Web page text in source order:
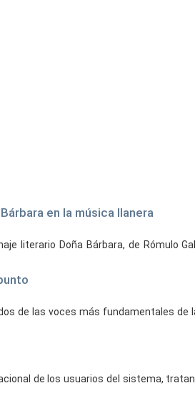
en la música llanera
literario Doña Bárbara, de Rómulo
de las voces más fundamentales de
de los usuarios del sistema,